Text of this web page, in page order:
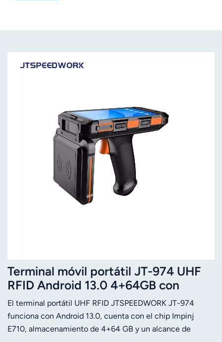
Terminal móvil portátil JT-974 UHF
RFID Android 13.0 4+64GB con
Impinj E710
El terminal portátil UHF RFID JTSPEEDWORK JT-974
funciona con Android 13.0, cuenta con el chip Impinj
E710, almacenamiento de 4+64 GB y un alcance de